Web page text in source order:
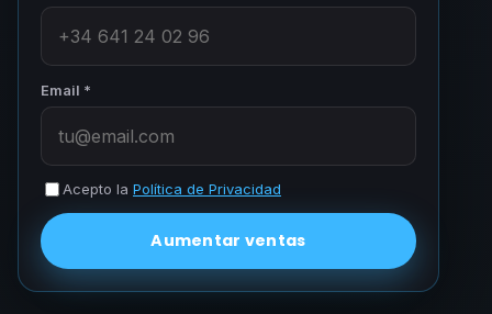
Email *
Acepto la Política de Privacidad
Aumentar ventas